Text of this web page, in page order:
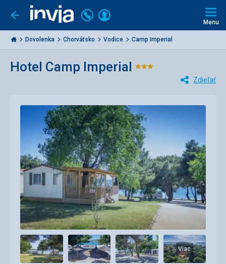
Ísť
späť
Invia.sk
Volajte
+421
2
3221
Prihlásiť
Menu
Dovolenka Chorvátsko Vodice Camp Imperial
Hotel Camp Imperial Hodnotenie:
Zdieľať
Viac